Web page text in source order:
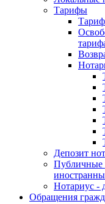
Тарифы
Депозит
Публичные
Нотариус -
Обращения